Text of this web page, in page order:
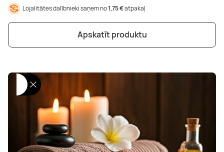
Lojalitātes dalībnieki saņem no1,75 €atpakaļ
Apskatīt produktu